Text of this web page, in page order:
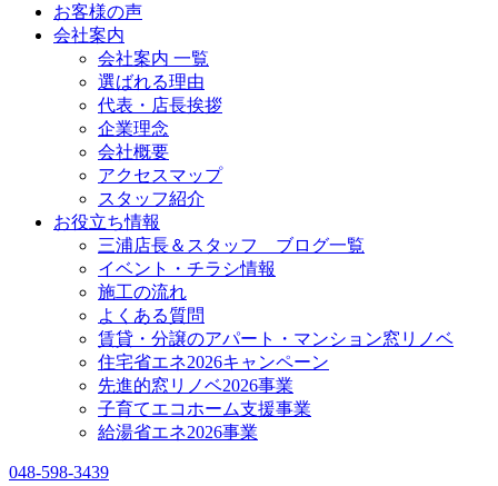
お客様の声
会社案内
会社案内 一覧
選ばれる理由
代表・店長挨拶
企業理念
会社概要
アクセスマップ
スタッフ紹介
お役立ち情報
三浦店長＆スタッフ ブログ一覧
イベント・チラシ情報
施工の流れ
よくある質問
賃貸・分譲のアパート・マンション窓リノベ
住宅省エネ2026キャンペーン
先進的窓リノベ2026事業
子育てエコホーム支援事業
給湯省エネ2026事業
048-598-3439